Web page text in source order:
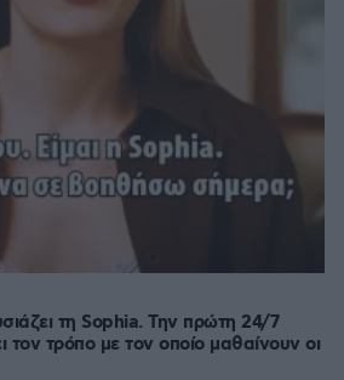
τη Sophia. Την πρώτη 24/7
τρόπο με τον οποίο μαθαίνουν οι